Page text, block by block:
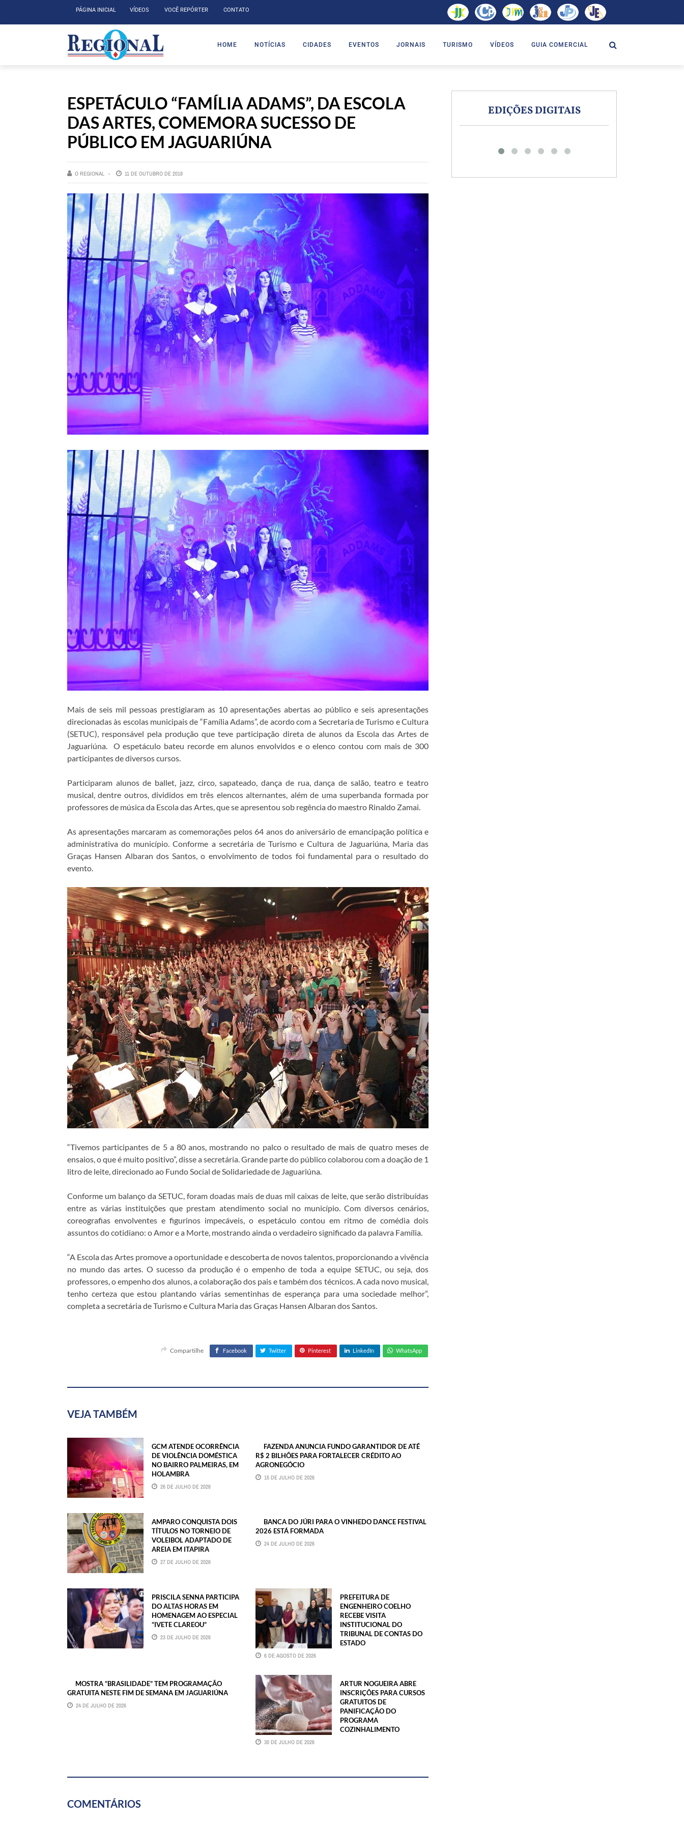
PÁGINA INICIAL VÍDEOS VOCÊ REPÓRTER CONTATO
HOME NOTÍCIAS CIDADES EVENTOS JORNAIS TURISMO VÍDEOS GUIA COMERCIAL
ESPETÁCULO “FAMÍLIA ADAMS”, DA ESCOLA
DAS ARTES, COMEMORA SUCESSO DE
PÚBLICO EM JAGUARIÚNA
O REGIONAL 11 DE OUTUBRO DE 2018
Mais de seis mil pessoas prestigiaram as 10 apresentações abertas ao público e seis apresentações
direcionadas às escolas municipais de “Família Adams”, de acordo com a Secretaria de Turismo e Cultura
(SETUC), responsável pela produção que teve participação direta de alunos da Escola das Artes de
Jaguariúna. O espetáculo bateu recorde em alunos envolvidos e o elenco contou com mais de 300
participantes de diversos cursos.
Participaram alunos de ballet, jazz, circo, sapateado, dança de rua, dança de salão, teatro e teatro
musical, dentre outros, divididos em três elencos alternantes, além de uma superbanda formada por
professores de música da Escola das Artes, que se apresentou sob regência do maestro Rinaldo Zamai.
As apresentações marcaram as comemorações pelos 64 anos do aniversário de emancipação política e
administrativa do município. Conforme a secretária de Turismo e Cultura de Jaguariúna, Maria das
Graças Hansen Albaran dos Santos, o envolvimento de todos foi fundamental para o resultado do
evento.
“Tivemos participantes de 5 a 80 anos, mostrando no palco o resultado de mais de quatro meses de
ensaios, o que é muito positivo”, disse a secretária. Grande parte do público colaborou com a doação de 1
litro de leite, direcionado ao Fundo Social de Solidariedade de Jaguariúna.
Conforme um balanço da SETUC, foram doadas mais de duas mil caixas de leite, que serão distribuídas
entre as várias instituições que prestam atendimento social no município. Com diversos cenários,
coreografias envolventes e figurinos impecáveis, o espetáculo contou em ritmo de comédia dois
assuntos do cotidiano: o Amor e a Morte, mostrando ainda o verdadeiro significado da palavra Família.
“A Escola das Artes promove a oportunidade e descoberta de novos talentos, proporcionando a vivência
no mundo das artes. O sucesso da produção é o empenho de toda a equipe SETUC, ou seja, dos
professores, o empenho dos alunos, a colaboração dos pais e também dos técnicos. A cada novo musical,
tenho certeza que estou plantando várias sementinhas de esperança para uma sociedade melhor”,
completa a secretária de Turismo e Cultura Maria das Graças Hansen Albaran dos Santos.
Compartilhe Facebook Twitter Pinterest LinkedIn WhatsApp
VEJA TAMBÉM
GCM ATENDE OCORRÊNCIA
DE VIOLÊNCIA DOMÉSTICA
NO BAIRRO PALMEIRAS, EM
HOLAMBRA
26 DE JULHO DE 2026
FAZENDA ANUNCIA FUNDO GARANTIDOR DE ATÉ
R$ 2 BILHÕES PARA FORTALECER CRÉDITO AO
AGRONEGÓCIO
15 DE JULHO DE 2026
AMPARO CONQUISTA DOIS
TÍTULOS NO TORNEIO DE
VOLEIBOL ADAPTADO DE
AREIA EM ITAPIRA
27 DE JULHO DE 2026
BANCA DO JÚRI PARA O VINHEDO DANCE FESTIVAL
2026 ESTÁ FORMADA
24 DE JULHO DE 2026
PRISCILA SENNA PARTICIPA
DO ALTAS HORAS EM
HOMENAGEM AO ESPECIAL
“IVETE CLAREOU”
23 DE JULHO DE 2026
PREFEITURA DE
ENGENHEIRO COELHO
RECEBE VISITA
INSTITUCIONAL DO
TRIBUNAL DE CONTAS DO
ESTADO
6 DE AGOSTO DE 2026
MOSTRA “BRASILIDADE” TEM PROGRAMAÇÃO
GRATUITA NESTE FIM DE SEMANA EM JAGUARIÚNA
24 DE JULHO DE 2026
ARTUR NOGUEIRA ABRE
INSCRIÇÕES PARA CURSOS
GRATUITOS DE
PANIFICAÇÃO DO
PROGRAMA
COZINHALIMENTO
30 DE JULHO DE 2026
COMENTÁRIOS
EDIÇÕES DIGITAIS